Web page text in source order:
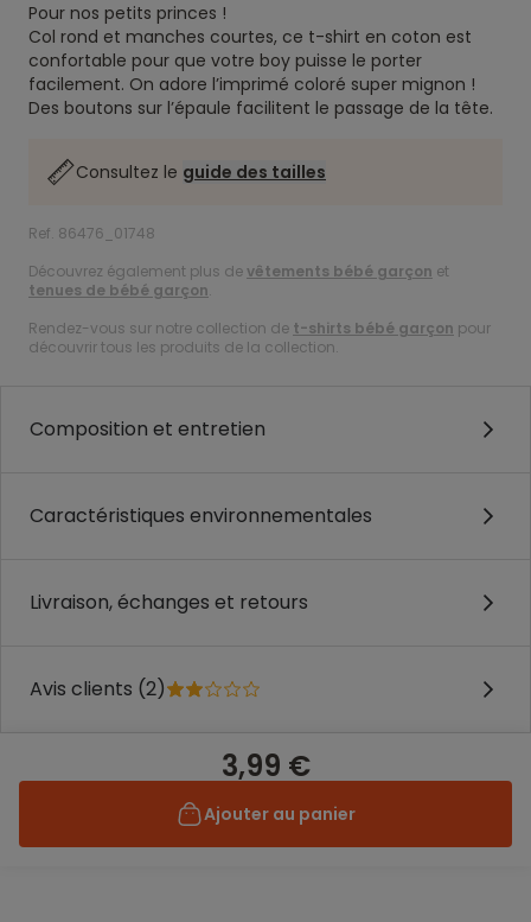
Pour nos petits princes !
Col rond et manches courtes, ce t-shirt en coton est
confortable pour que votre boy puisse le porter
facilement. On adore l’imprimé coloré super mignon !
Des boutons sur l’épaule facilitent le passage de la tête.
Consultez le guide des tailles
Ref. 86476_01748
Découvrez également plus devêtements bébé garçon et
tenues de bébé garçon.
Rendez-vous sur notre collection de t-shirts bébé garçon pour
découvrir tous les produits de la collection.
Composition et entretien
Caractéristiques environnementales
Livraison, échanges et retours
Avis clients (2)
3,99 €
Ajouter au panier